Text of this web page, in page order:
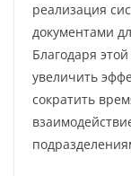
реализация
документами
Благодаря
увеличить
сократить